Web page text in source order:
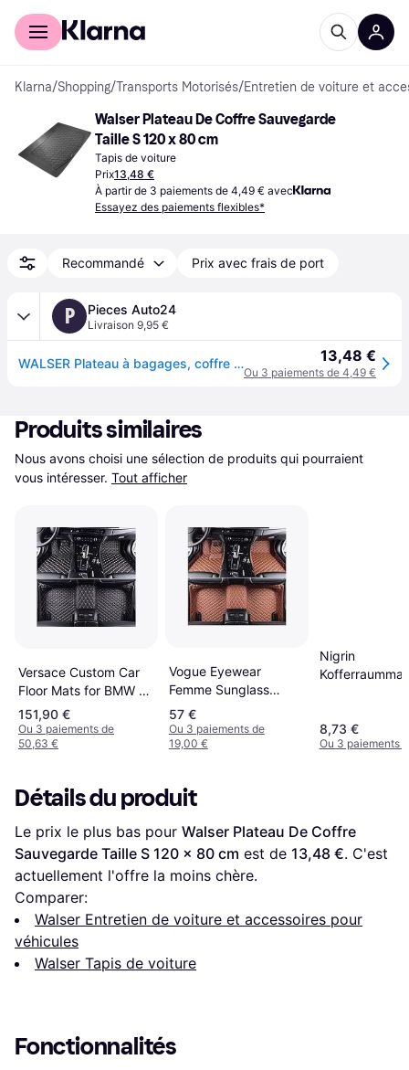
Acheter avec Klarna
Klarna/Shopping/Transports Motorisés/Entretien de voiture et
Walser Plateau De Coffre Sauvegarde
Taille S 120 x 80 cm
Tapis de voiture
Prix13,48 €
À partir de 3 paiements de 4,49 € avec
Essayez des paiements flexibles*
Recommandé Prix avec frais de port
P Pieces Auto24
Livraison 9,95 €
WALSER Plateau à bagages, coffre à bagages Caoutchouc 28056 Tapis de Coffre 13,48 €
Ou 3 paiements de 4,49 €
Produits similaires
Nous avons choisi une sélection de produits qui pourraient
vous intéresser. Tout afficher
Versace Custom Car
Floor Mats for BMW 7
Series E66 (2002-
2003) - Black
Diamond Stitch
151,90 €
Ou 3 paiements de
50,63 €
Vogue Eyewear
Femme Sunglass
VO5697SU Nylon
Rouge Violet Foncé
57 €
Ou 3 paiements de
19,00 €
Nigrin
L60xB100cm
8,73 €
Ou 3 paiements
Détails du produit
Le prix le plus bas pour Walser Plateau De Coffre
Sauvegarde Taille S 120 x 80 cm est de 13,48 €. C'est
actuellement l'offre la moins chère.
Comparer:
Walser Entretien de voiture et accessoires pour
véhicules
Walser Tapis de voiture
Fonctionnalités